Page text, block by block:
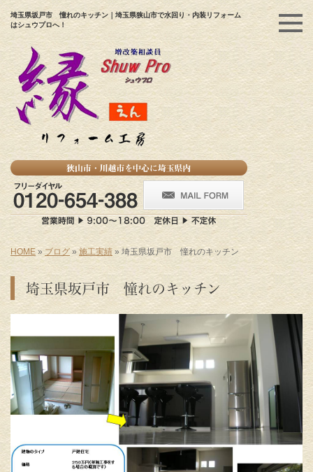
埼玉県坂戸市 憧れのキッチン｜埼玉県狭山市で水回り・内装リフォーム
はシュウプロへ！
HOME »ブログ » 施工実績 » 埼玉県坂戸市 憧れのキッチン
埼玉県坂戸市 憧れのキッチン